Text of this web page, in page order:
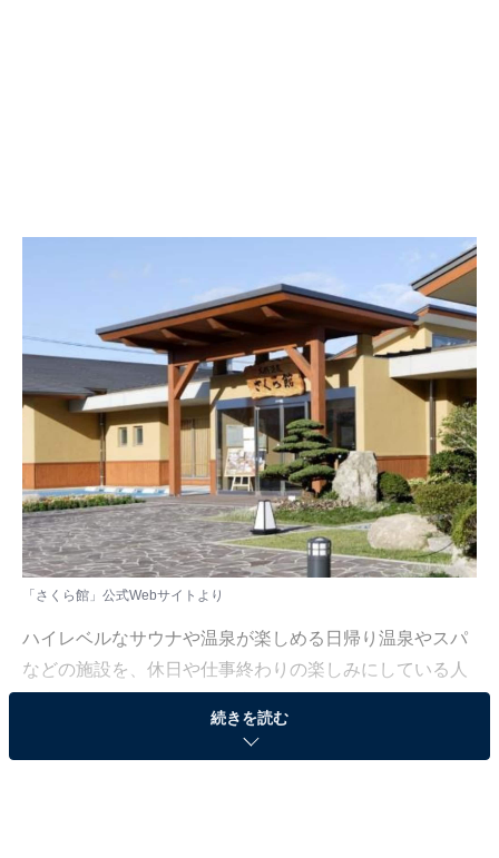
「さくら館」公式Webサイトより
ハイレベルなサウナや温泉が楽しめる日帰り温泉やスパ
などの施設を、休日や仕事終わりの楽しみにしている人
は、何物にも代えがたい時間ですよね。しかし、近年で
は高い人気をほこる施設も多く、どこに行けばよいか迷
続きを読む